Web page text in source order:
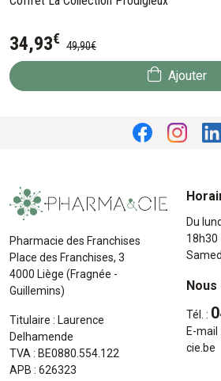
34,93€ 49,90€
Ajouter
Pharmacie des Franchises
Place des Franchises, 3
4000 Liège (Fragnée -
Guillemins)
Titulaire : Laurence
Delhamende
TVA : BE0880.554.122
APB : 626323
Du
18h30
Tél. :
E-mail :
cie.be